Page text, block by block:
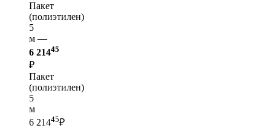
Пакет
(полиэтилен)
5
м —
6 21445
₽
Пакет
(полиэтилен)
5
м
6 21445₽